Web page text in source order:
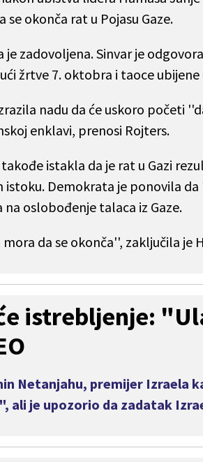
se okonča rat u Pojasu Gaze.
je zadovoljena. Sinvar je
žrtve 7. oktobra i taoce ubijene
nadu da će uskoro početi
enklavi, prenosi Rojters.
takođe istakla da je rat u Gazi
istoku. Demokrata je ponovila
na oslobođenje talaca iz Gaze.
da se okonča'', zaključila je
istrebljenje:
Netanjahu, premijer Izraela
ali je upozorio da zadatak